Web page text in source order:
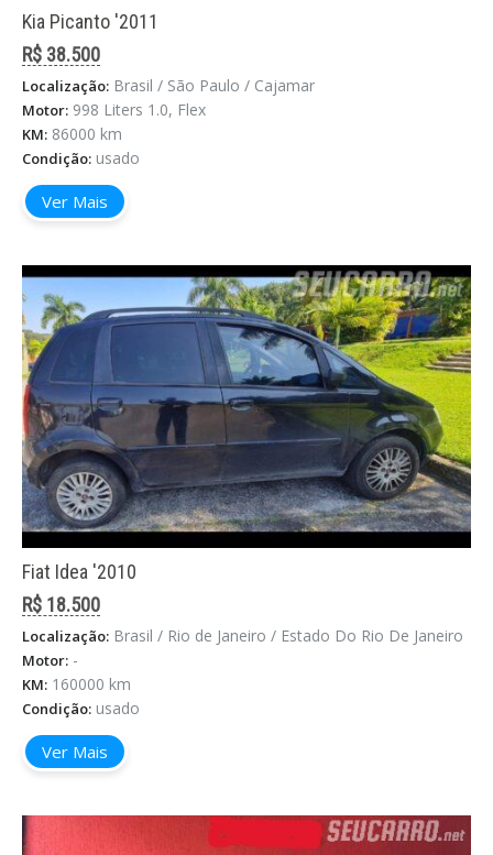
Kia Picanto '2011
R$ 38.500
Localização: Brasil / São Paulo / Cajamar
Motor: 998 Liters 1.0, Flex
KM: 86000 km
Condição: usado
Ver Mais
Fiat Idea '2010
R$ 18.500
Localização: Brasil / Rio de Janeiro / Estado Do Rio De Janeiro
Motor: -
KM: 160000 km
Condição: usado
Ver Mais